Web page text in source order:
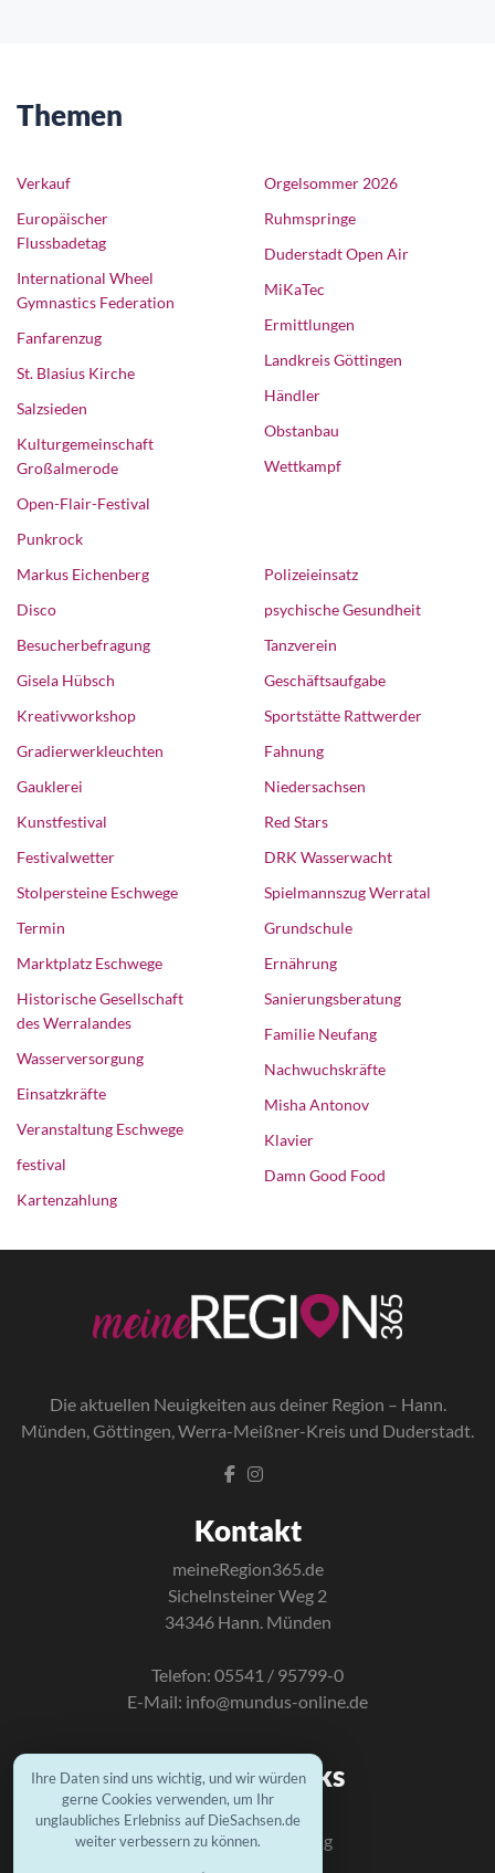
Themen
Verkauf
Europäischer
Flussbadetag
International Wheel
Gymnastics Federation
Fanfarenzug
St. Blasius Kirche
Salzsieden
Kulturgemeinschaft
Großalmerode
Open-Flair-Festival
Punkrock
Orgelsommer 2026
Ruhmspringe
Duderstadt Open Air
MiKaTec
Ermittlungen
Landkreis Göttingen
Händler
Obstanbau
Wettkampf
Markus Eichenberg
Disco
Besucherbefragung
Gisela Hübsch
Kreativworkshop
Gradierwerkleuchten
Gauklerei
Kunstfestival
Festivalwetter
Polizeieinsatz
psychische Gesundheit
Tanzverein
Geschäftsaufgabe
Sportstätte Rattwerder
Fahnung
Niedersachsen
Red Stars
DRK Wasserwacht
Stolpersteine Eschwege
Termin
Marktplatz Eschwege
Historische Gesellschaft
des Werralandes
Wasserversorgung
Einsatzkräfte
Veranstaltung Eschwege
festival
Kartenzahlung
Spielmannszug Werratal
Grundschule
Ernährung
Sanierungsberatung
Familie Neufang
Nachwuchskräfte
Misha Antonov
Klavier
Damn Good Food
Die aktuellen Neuigkeiten aus deiner Region – Hann.
Münden, Göttingen, Werra-Meißner-Kreis und Duderstadt.
Kontakt
meineRegion365.de
Sichelnsteiner Weg 2
34346 Hann. Münden
Telefon: 05541 / 95799-0
E-Mail: info@mundus-online.de
Wichtige Links
Kontakt
Datenschutzerklärung
Ihre Daten sind uns wichtig, und wir würden
gerne Cookies verwenden, um Ihr
unglaubliches Erlebniss auf DieSachsen.de
weiter verbessern zu können.